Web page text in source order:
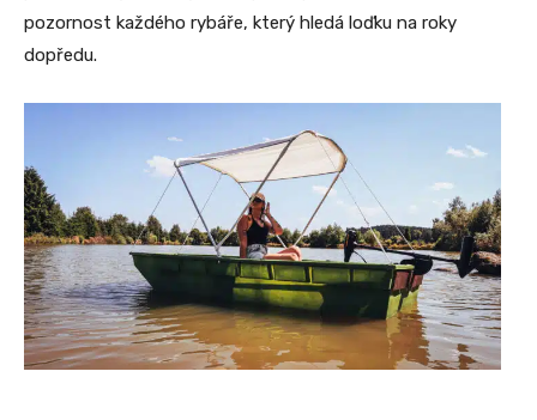
pozornost každého rybáře, který hledá loďku na roky
dopředu.